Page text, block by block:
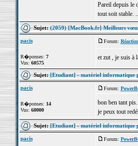
Pareil depuis le
tout soit stable.
Sujet:(2059) [MacBook.fr] Meilleurs
pacis
R�ponses: 7
Vus: 60575
Forum:
et zut , je suis à
Sujet:[Etudiant] - matériel informatique
pacis
R�ponses: 14
Vus: 60000
Forum:
bon ben tant
je peux tout
Sujet:[Etudiant] - matériel informatique
pacis Forum: